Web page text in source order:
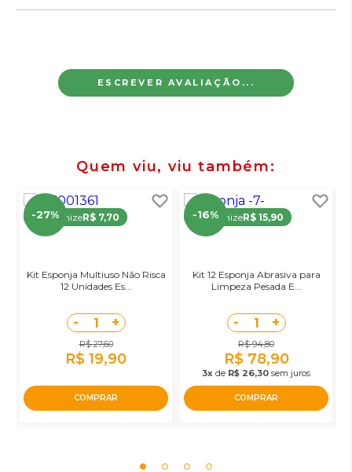
ESCREVER AVALIAÇÃO...
Quem viu, viu também
-27%
EconomizeR$ 7,70
Kit Esponja Multiuso Não Risca
12 Unidades Es...
- 1 +
R$ 27,60
R$ 19,90
COMPRAR
-16%
EconomizeR$ 15,90
Kit 12 Esponja Abrasiva para
Limpeza Pesada E...
- 1 +
R$ 94,80
R$ 78,90
3x de R$ 26,30 sem juros
COMPRAR